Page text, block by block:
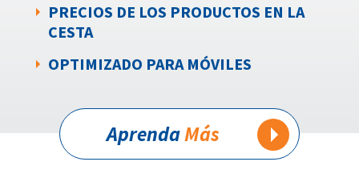
PRECIOS DE LOS PRODUCTOS EN LA
CESTA
OPTIMIZADO PARA MÓVILES
AprendaMás